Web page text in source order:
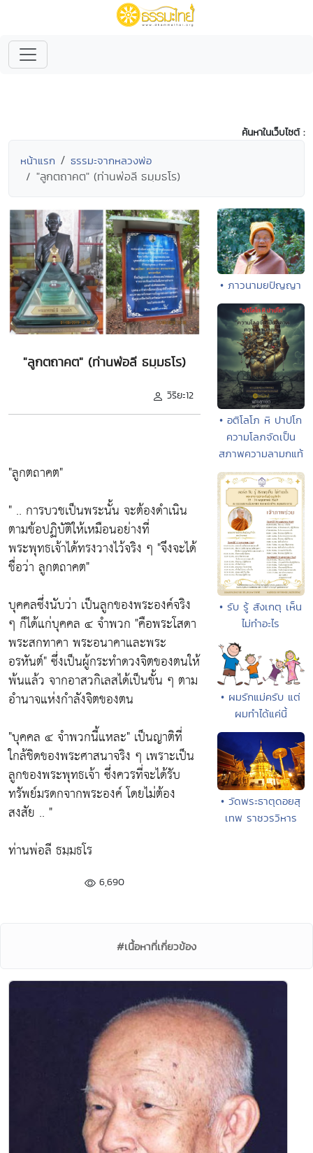
ค้นหาในเว็บไซต์ :
หน้าแรก ธรรมะจากหลวงพ่อ
"ลูกตถาคต" (ท่านพ่อลี ธมฺมธโร)
"ลูกตถาคต" (ท่านพ่อลี ธมฺมธโร)
วิริยะ12
"ลูกตถาคต"
" .. การบวชเป็นพระนั้น จะต้องดำเนิน
ตามข้อปฏิบัติให้เหมือนอย่างที่
พระพุทธเจ้าได้ทรงวางไว้จริง ๆ "จึงจะได้
ชื่อว่า ลูกตถาคต"
บุคคลซึ่งนับว่า เป็นลูกของพระองค์จริง
ๆ ก็ได้แก่บุคคล ๔ จำพวก "คือพระโสดา
พระสกทาคา พระอนาคาและพระ
อรหันต์"ซึ่งเป็นผู้กระทำดวงจิตของตนให้
พ้นแล้ว จากอาสวกิเลสได้เป็นขั้น ๆ ตาม
อำนาจแห่งกำลังจิตของตน
"บุคคล ๔ จำพวกนี้แหละ" เป็นญาติที่
ใกล้ชิดของพระศาสนาจริง ๆ เพราะเป็น
ลูกของพระพุทธเจ้า ซึ่งควรที่จะได้รับ
ทรัพย์มรดกจากพระองค์ โดยไม่ต้อง
สงสัย .. "
ท่านพ่อลี ธมฺมธโร
6,690
• ภาวนามยปัญญา
• อติโลโภ หิ ปาปโก
ความโลภจัดเป็น
สภาพความลามกแท้
• รับ รู้ สังเกตุ เห็น
ไม่ทำอะไร
• ผมรักแม่ครับ แต่
ผมทำได้แค่นี้
• วัดพระธาตุดอยสุ
เทพ ราชวรวิหาร
#เนื้อหาที่เกี่ยวข้อง